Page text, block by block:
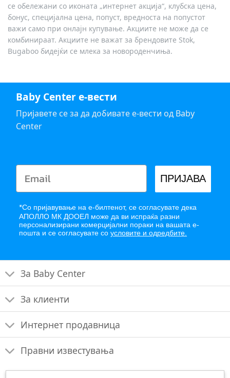
се обележани со иконата „интернет акција“, клубска цена,
бонус, специјална цена, попуст, вредноста на попустот
важи само при онлајн купување. Акциите не може да се
комбинираат. Акциите не важат за брендовите Stok,
Bugaboo бидејќи се млека за новороденчиња.
Baby Center е-вести
Пријавете се за да добивате е-вести од Baby
Center
ПРИЈАВА
*Со пријавување на е-билтенот, се согласувате дека
АПОЛЛО МК ДООЕЛ може да ви испраќа разни
персонализирани комерцијални пораки на вашата е-
пошта и се согласувате со условите и одредбите.
За Baby Center
За клиенти
Интернет продавница
Правни известувања